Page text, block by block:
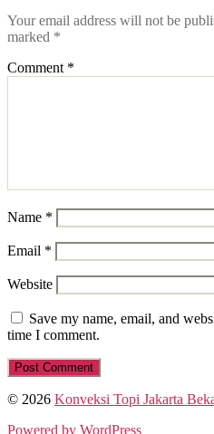
Your email address will not be
marked *
Comment *
Name *
Email *
Website
Save my name, email, and
time I comment.
© 2026 Konveksi Topi Jakarta
Powered by WordPress